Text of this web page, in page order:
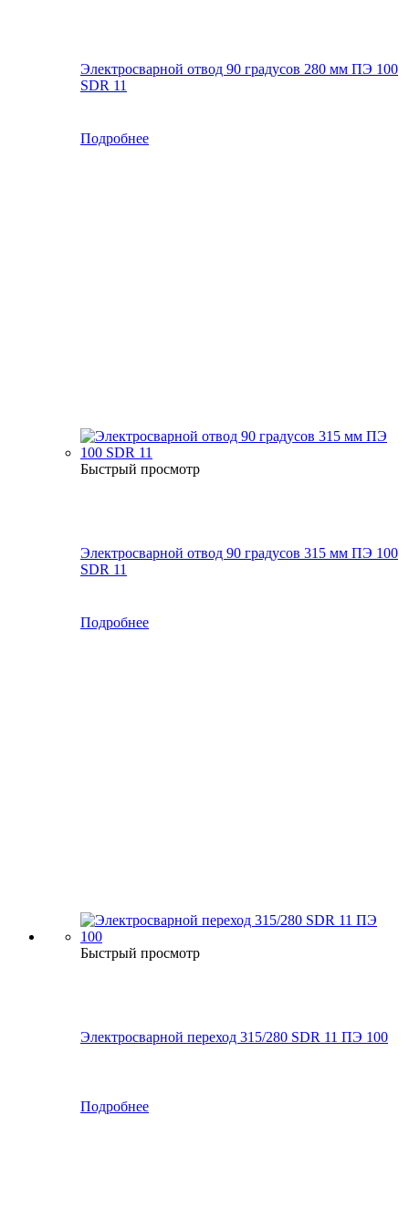
Электросварной отвод 90 градусов 280 мм ПЭ 100
SDR 11
Подробнее
Быстрый просмотр
Электросварной отвод 90 градусов 315 мм ПЭ 100
SDR 11
Подробнее
Быстрый просмотр
Электросварной переход 315/280 SDR 11 ПЭ 100
Подробнее